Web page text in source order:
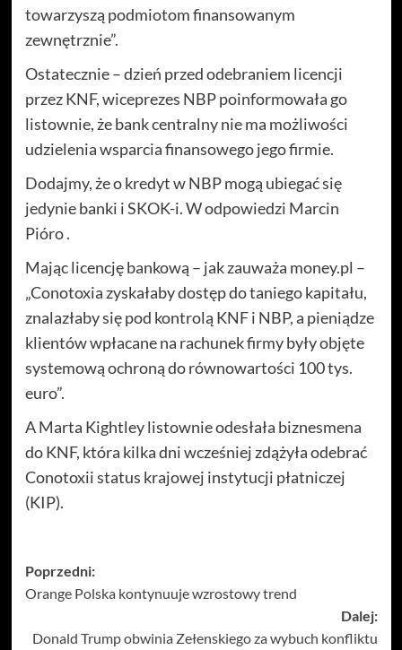
towarzyszą podmiotom finansowanym
zewnętrznie”.
Ostatecznie – dzień przed odebraniem licencji
przez KNF, wiceprezes NBP poinformowała go
listownie, że bank centralny nie ma możliwości
udzielenia wsparcia finansowego jego firmie.
Dodajmy, że o kredyt w NBP mogą ubiegać się
jedynie banki i SKOK-i. W odpowiedzi Marcin
Pióro .
Mając licencję bankową – jak zauważa money.pl –
„Conotoxia zyskałaby dostęp do taniego kapitału,
znalazłaby się pod kontrolą KNF i NBP, a pieniądze
klientów wpłacane na rachunek firmy były objęte
systemową ochroną do równowartości 100 tys.
euro”.
A Marta Kightley listownie odesłała biznesmena
do KNF, która kilka dni wcześniej zdążyła odebrać
Conotoxii status krajowej instytucji płatniczej
(KIP).
Zobacz
wpisy
Poprzedni:
Orange Polska kontynuuje wzrostowy trend
Dalej:
Donald Trump obwinia Zełenskiego za wybuch konfliktu